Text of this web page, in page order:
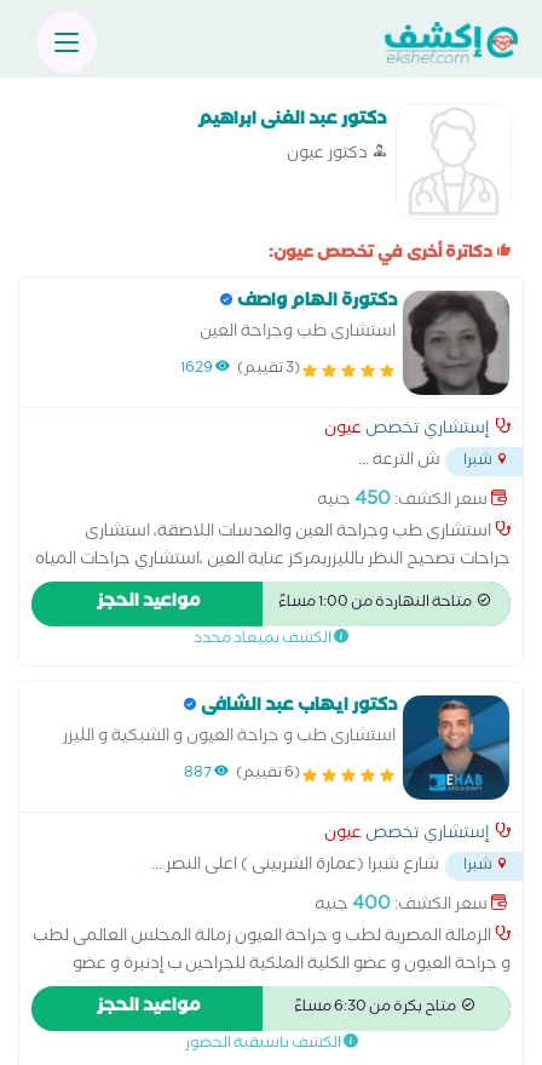
دكتور عبد الغنى ابراهيم
دكتور عيون
دكاترة أخرى في تخصص عيون:
دكتورة الهام واصف
استشارى طب وجراحة العين
(3 تقييم) 1629
إستشاري تخصص عيون
شبرا ش الترعة...
سعر الكشف:450جنيه
استشارى طب وجراحة العين والعدسات اللاصقة، استشارى
جراحات تصحيح النظر بالليزربمركز عناية العين ،استشاري جراحات المياه
البيضاء بالموجات الصوتيه،وبالليزر،علاج حالات قصر وطول النظ
والاستجماتيزم، بالمركز التخصصي للعيون,قياس ضغط العين ،
متاحة النهاردة من 1:00 مساءً مواعيد الحجز
الكشف بميعاد محدد
دكتور ايهاب عبد الشافى
استشارى طب و جراحة العيون و الشبكية و الليزر
(6 تقييم) 887
إستشاري تخصص عيون
شبرا شارع شبرا (عمارة الشربينى ) اعلى النصر...
سعر الكشف:400جنيه
الزمالة المصرية لطب و جراحة العيون زمالة المجلس العالمى لطب
و جراحة العيون و عضو الكلية الملكية للجراحين ب إدنبرة و عضو
الجمعية الاوروبية لجراحين الشبكية أخصائى جراحات الشبكية و
الجسم الزجاجى و شبكية الاطفال المبتسرين
متاح بكرة من 6:30 مساءً مواعيد الحجز
الكشف باسبقية الحضور